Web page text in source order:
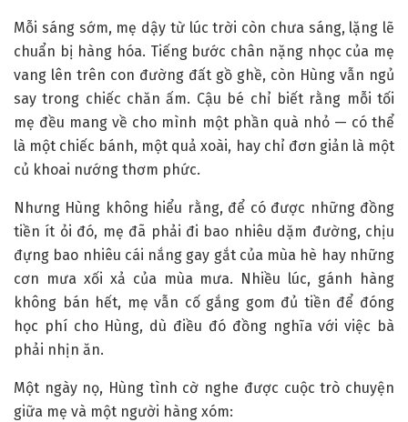
Mỗi sáng sớm, mẹ dậy từ lúc trời còn chưa sáng, lặng lẽ
chuẩn bị hàng hóa. Tiếng bước chân nặng nhọc của mẹ
vang lên trên con đường đất gồ ghề, còn Hùng vẫn ngủ
say trong chiếc chăn ấm. Cậu bé chỉ biết rằng mỗi tối
mẹ đều mang về cho mình một phần quà nhỏ — có thể
là một chiếc bánh, một quả xoài, hay chỉ đơn giản là một
củ khoai nướng thơm phức.
Nhưng Hùng không hiểu rằng, để có được những đồng
tiền ít ỏi đó, mẹ đã phải đi bao nhiêu dặm đường, chịu
đựng bao nhiêu cái nắng gay gắt của mùa hè hay những
cơn mưa xối xả của mùa mưa. Nhiều lúc, gánh hàng
không bán hết, mẹ vẫn cố gắng gom đủ tiền để đóng
học phí cho Hùng, dù điều đó đồng nghĩa với việc bà
phải nhịn ăn.
Một ngày nọ, Hùng tình cờ nghe được cuộc trò chuyện
giữa mẹ và một người hàng xóm: